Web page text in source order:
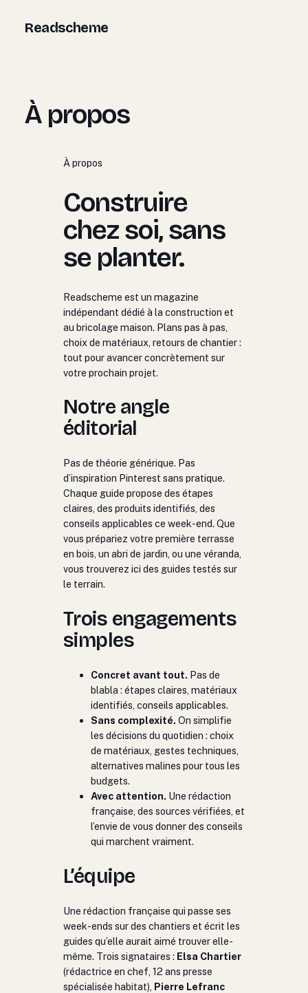
Readscheme
À propos
À propos
Construire
chez soi, sans
se planter.
Readscheme est un magazine
indépendant dédié à la construction et
au bricolage maison. Plans pas à pas,
choix de matériaux, retours de chantier :
tout pour avancer concrètement sur
votre prochain projet.
Notre angle
éditorial
Pas de théorie générique. Pas
d’inspiration Pinterest sans pratique.
Chaque guide propose des étapes
claires, des produits identifiés, des
conseils applicables ce week-end. Que
vous prépariez votre première terrasse
en bois, un abri de jardin, ou une véranda,
vous trouverez ici des guides testés sur
le terrain.
Trois engagements
simples
Concret avant tout. Pas de
blabla : étapes claires, matériaux
identifiés, conseils applicables.
Sans complexité. On simplifie
les décisions du quotidien : choix
de matériaux, gestes techniques,
alternatives malines pour tous les
budgets.
Avec attention. Une rédaction
française, des sources vérifiées, et
l’envie de vous donner des conseils
qui marchent vraiment.
L’équipe
Une rédaction française qui passe ses
week-ends sur des chantiers et écrit les
guides qu’elle aurait aimé trouver elle-
même. Trois signataires : Elsa Chartier
(rédactrice en chef, 12 ans presse
spécialisée habitat), Pierre Lefranc